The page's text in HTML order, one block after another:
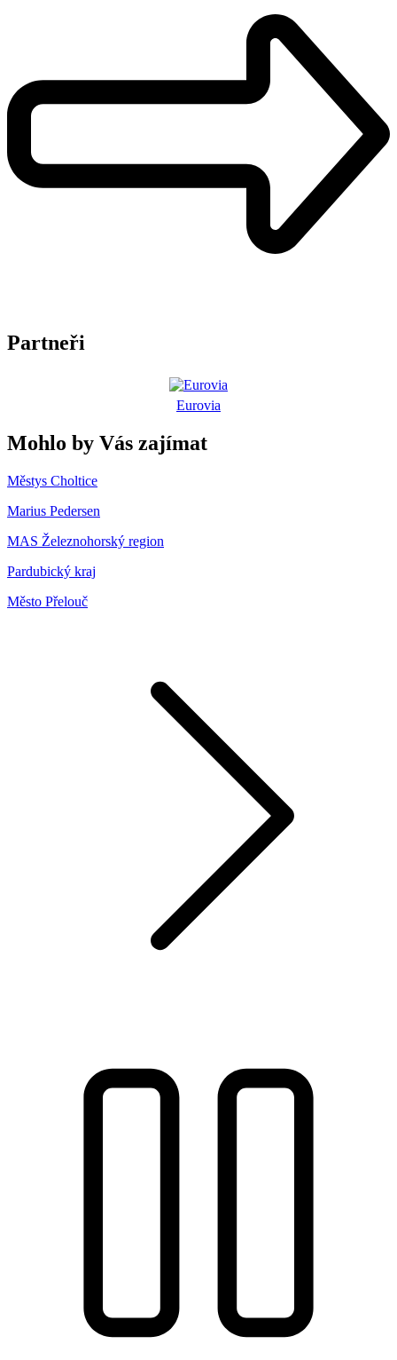
Partneři
Eurovia
Mohlo by Vás zajímat
Městys Choltice
Marius Pedersen
MAS Železnohorský region
Pardubický kraj
Město Přelouč